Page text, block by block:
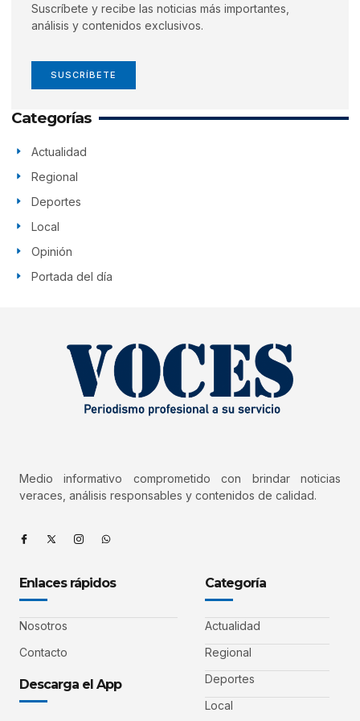
Suscríbete y recibe las noticias más importantes,
análisis y contenidos exclusivos.
SUSCRÍBETE
Categorías
Actualidad
Regional
Deportes
Local
Opinión
Portada del día
Medio informativo comprometido con brindar noticias
veraces, análisis responsables y contenidos de calidad.
Enlaces rápidos
Nosotros
Contacto
Descarga el App
Categoría
Actualidad
Regional
Deportes
Local